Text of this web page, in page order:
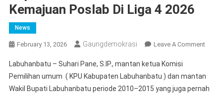
Kemajuan Poslab Di Liga 4 2026
News
February 13, 2026 Gaungdemokrasi Leave A CommentOn
Labuhanbatu – Suhari Pane, S.IP., mantan ketua Komisi
Pemilihan umum ( KPU Kabupaten Labuhanbatu ) dan mantan
Wakil Bupati Labuhanbatu periode 2010–2015 yang juga pernah